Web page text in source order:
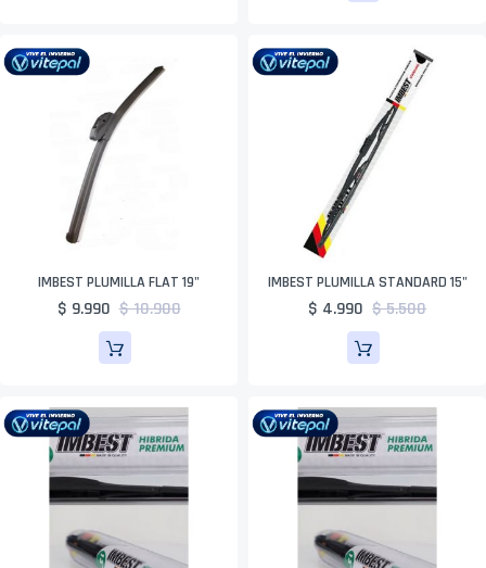
IMBEST PLUMILLA FLAT 19"
$ 9.990 $ 10.900
IMBEST PLUMILLA STANDARD 15"
$ 4.990 $ 5.500